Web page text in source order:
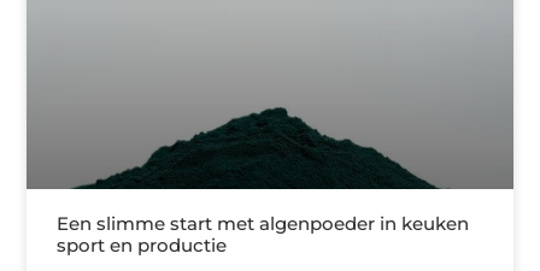
Een slimme start met algenpoeder in keuken
sport en productie